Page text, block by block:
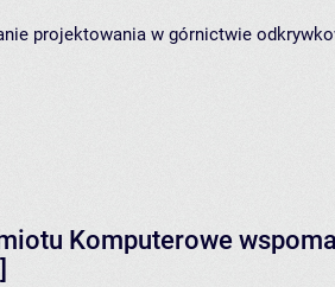
projektowania w górnictwie
Komputerowe